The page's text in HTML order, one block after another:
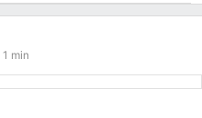
1 min